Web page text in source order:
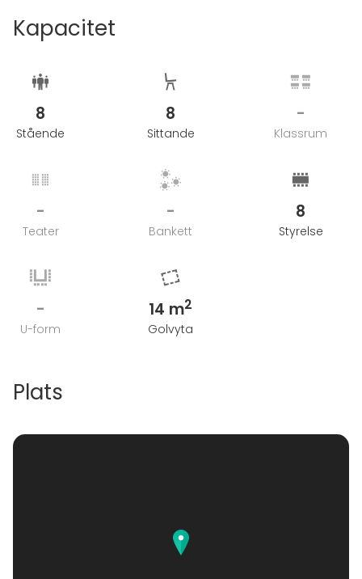
Kapacitet
8
Stående
8
Sittande
-
Klassrum
-
Teater
-
Bankett
8
Styrelse
-
U-form
14 m2
Golvyta
Plats